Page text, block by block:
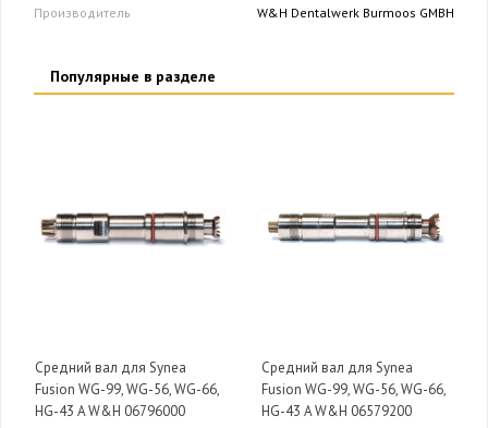
Производитель
W&H Dentalwerk Burmoos GMBH
Популярные в разделе
Средний вал для Synea
Fusion WG-99, WG-56, WG-66,
HG-43 A W&H 06796000
Средний вал для Synea
Fusion WG-99, WG-56, WG-66,
HG-43 A W&H 06579200